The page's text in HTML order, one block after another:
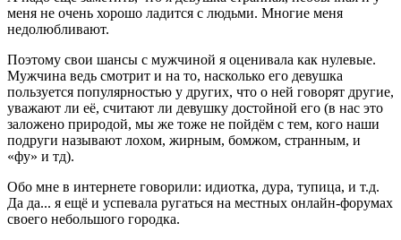
меня не очень хорошо ладится с людьми. Многие меня
недолюбливают.
Поэтому свои шансы с мужчиной я оценивала как нулевые.
Мужчина ведь смотрит и на то, насколько его девушка
пользуется популярностью у других, что о ней говорят другие,
уважают ли её, считают ли девушку достойной его (в нас это
заложено природой, мы же тоже не пойдём с тем, кого наши
подруги называют лохом, жирным, бомжом, странным, и
«фу» и тд).
Обо мне в интернете говорили: идиотка, дура, тупица, и т.д.
Да да... я ещё и успевала ругаться на местных онлайн-форумах
своего небольшого городка.